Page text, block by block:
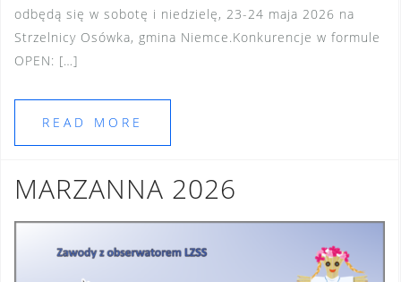
odbędą się w sobotę i niedzielę, 23-24 maja 2026 na
Strzelnicy Osówka, gmina Niemce.Konkurencje w formule
OPEN: […]
READ MORE
MARZANNA 2026